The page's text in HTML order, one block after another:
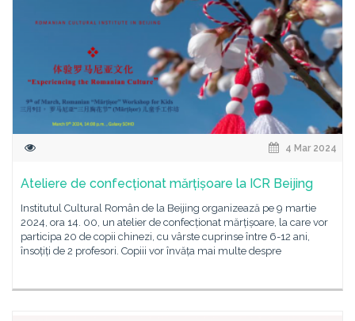
4 Mar 2024
Ateliere de confecționat mărțișoare la ICR Beijing
Institutul Cultural Român de la Beijing organizează pe 9 martie
2024, ora 14. 00, un atelier de confecționat mărțișoare, la care vor
participa 20 de copii chinezi, cu vârste cuprinse între 6-12 ani,
însoțiți de 2 profesori. Copiii vor învăța mai multe despre